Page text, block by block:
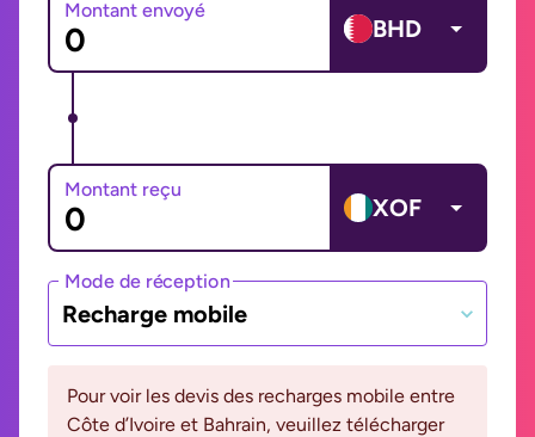
Montant envoyé
BHD
Montant reçu
XOF
Mode de réception
Recharge mobile
Pour voir les devis des recharges mobile entre
Côte d’Ivoire et Bahrain, veuillez télécharger